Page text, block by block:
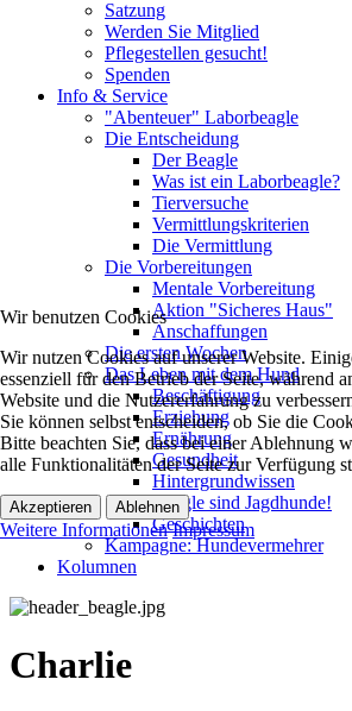
Satzung
Werden Sie Mitglied
Pflegestellen gesucht!
Spenden
Info & Service
"Abenteuer" Laborbeagle
Die Entscheidung
Der Beagle
Was ist ein Laborbeagle?
Tierversuche
Vermittlungskriterien
Die Vermittlung
Die Vorbereitungen
Mentale Vorbereitung
Aktion "Sicheres Haus"
Anschaffungen
Die ersten Wochen
Das Leben mit dem Hund
Beschäftigung
Erziehung
Ernährung
Gesundheit
Hintergrundwissen
Beagle sind Jagdhunde!
Geschichten
Kampagne: Hundevermehrer
Kolumnen
Charlie
Wir benutzen Cookies
Wir nutzen Cookies auf unserer Website.
essenziell für den Betrieb der Seite, während
Website und die Nutzererfahrung zu
Sie können selbst entscheiden, ob Sie die
Bitte beachten Sie, dass bei einer Ablehnung
alle Funktionalitäten der Seite zur Verfügung
Akzeptieren Ablehnen
Weitere Informationen Impressum